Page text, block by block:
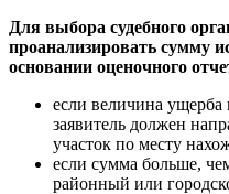
Для выбора судебного
проанализировать сумму
основании оценочного
если величина
заявитель должен
участок по месту
если сумма больше,
районный или